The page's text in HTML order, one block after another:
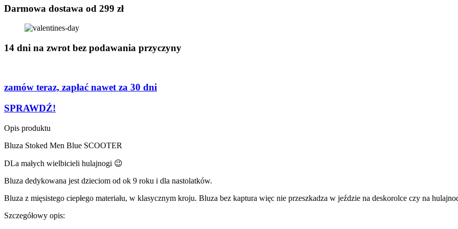
quantity
Darmowa dostawa od 299 zł
14 dni na zwrot bez podawania przyczyny
zamów teraz, zapłać nawet za 30 dni
SPRAWDŹ!
Opis produktu
Bluza Stoked Men Blue SCOOTER
DLa małych wielbicieli hulajnogi 😉
Bluza dedykowana jest dzieciom od ok 9 roku i dla nastolatków.
Bluza z mięsistego ciepłego materiału, w klasycznym kroju. Bluza bez kaptura więc nie przeszkadza w jeździe na deskorolce czy na
Szczegółowy opis: